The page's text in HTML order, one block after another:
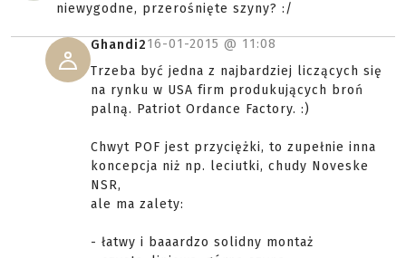
niewygodne, przerośnięte szyny? :/
Ghandi216-01-2015 @ 11:08
Trzeba być jedna z najbardziej liczących się
na rynku w USA firm produkujących broń
palną. Patriot Ordance Factory. :)
Chwyt POF jest przyciężki, to zupełnie inna
koncepcja niż np. leciutki, chudy Noveske
NSR,
ale ma zalety:
- łatwy i baaardzo solidny montaż